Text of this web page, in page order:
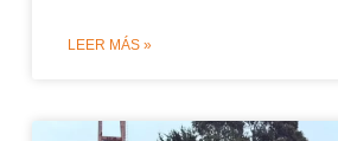
LEER MÁS »